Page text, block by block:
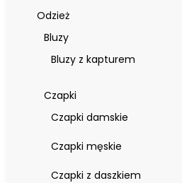
Odzież
Bluzy
Bluzy z kapturem
Czapki
Czapki damskie
Czapki męskie
Czapki z daszkiem